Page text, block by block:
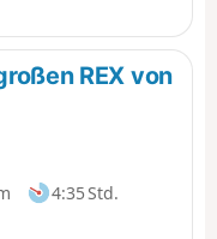
in
Tour
REX von
4:35 Std.